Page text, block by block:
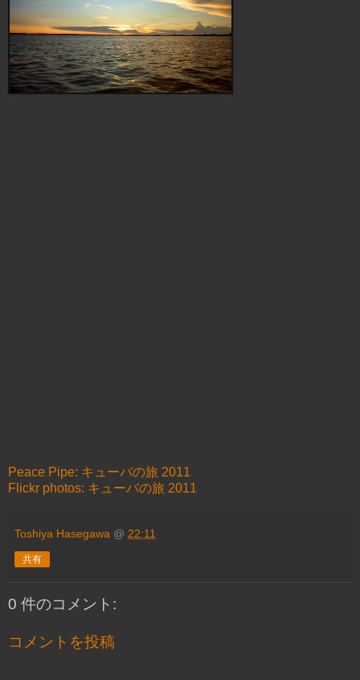
Peace Pipe: キューバの旅 2011
Flickr photos: キューバの旅 2011
Toshiya Hasegawa @ 22:11
共有
0 件のコメント:
コメントを投稿